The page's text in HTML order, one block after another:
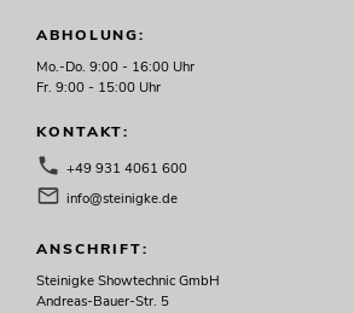
ABHOLUNG:
Mo.-Do. 9:00 - 16:00 Uhr
Fr. 9:00 - 15:00 Uhr
KONTAKT:
+49 931 4061 600
info@steinigke.de
ANSCHRIFT:
Steinigke Showtechnic GmbH
Andreas-Bauer-Str. 5